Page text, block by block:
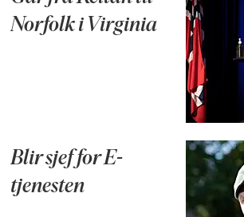
Norfolk i Virginia
Blir sjef for E-
tjenesten